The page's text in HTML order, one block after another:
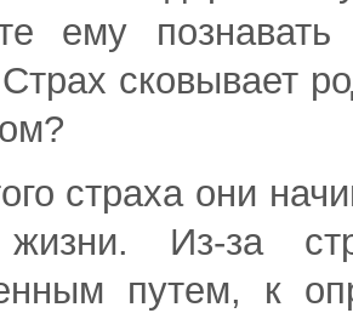
ему
сковывает
страха они
Из-за
путем, к